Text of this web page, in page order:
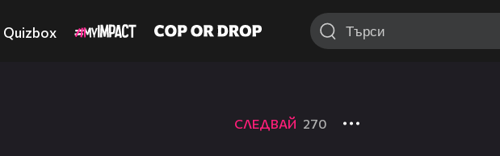
Quizbox
СЛЕДВАЙ 270